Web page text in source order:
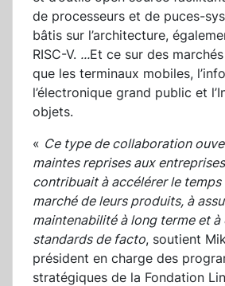
de processeurs et de puces-
bâtis sur l’architecture,
RISC-V. ...Et ce sur des
que les terminaux mobiles,
l’électronique grand public et
objets.
« Ce type de collaboration
maintes reprises aux entreprises
contribuait à accélérer le temps
marché de leurs produits, à
maintenabilité à long terme et à
standards de facto, soutient
président en charge des
stratégiques de la Fondation